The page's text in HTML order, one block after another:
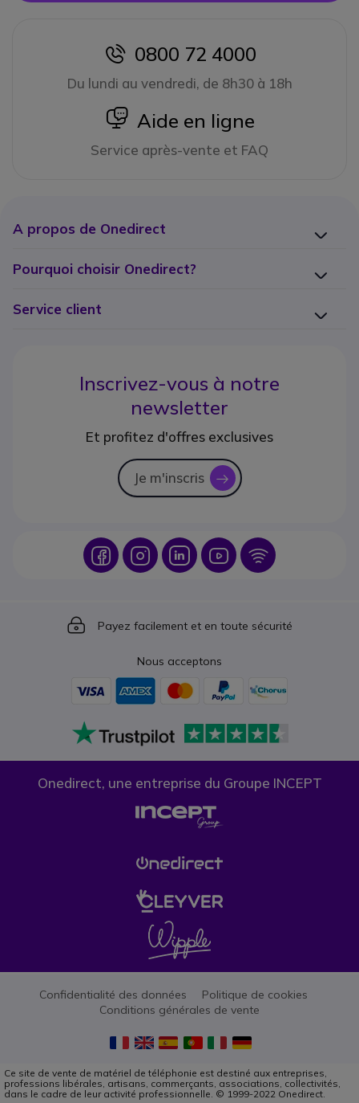
icon
0800 72 4000
Du lundi au vendredi, de 8h30 à 18h
icon
Aide en ligne
Service après-vente et FAQ
A propos de Onedirect
Pourquoi choisir Onedirect?
Service client
Inscrivez-vous à notre
newsletter
Et profitez d'offres exclusives
Je m'inscris icon
Icon IconIcon Icon Icon
Icon
Payez facilement et en toute sécurité
Nous acceptons
Onedirect, une entreprise du Groupe INCEPT
Confidentialité des données
Politique de cookies
Conditions générales de vente
Ce site de vente de matériel de téléphonie est destiné aux entreprises,
professions libérales, artisans, commerçants, associations, collectivités,
dans le cadre de leur activité professionnelle. © 1999-2022 Onedirect.